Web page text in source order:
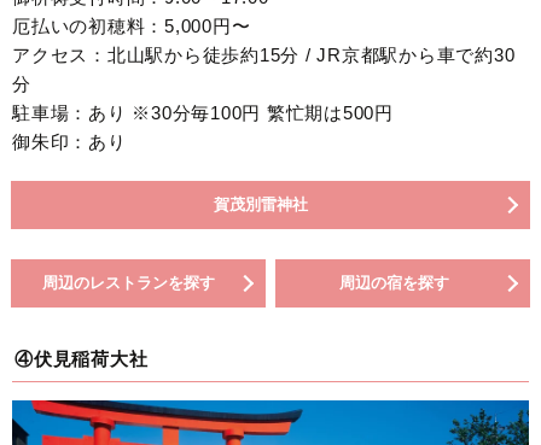
厄払いの初穂料：5,000円〜
アクセス：北山駅から徒歩約15分 / JR京都駅から車で約30
分
駐車場：あり ※30分毎100円 繁忙期は500円
御朱印：あり
賀茂別雷神社
周辺のレストランを探す 周辺の宿を探す
④伏見稲荷大社